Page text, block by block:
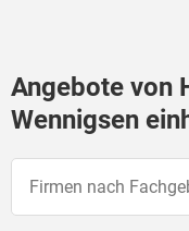
Angebote von
Wennigsen